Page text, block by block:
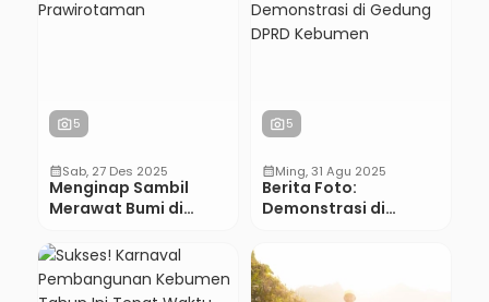
photo_camera5
Menginap Sambil
Merawat Bumi di
Prawirotaman
calendar_monthSab, 27 Des 2025
photo_camera5
Berita Foto:
Demonstrasi di
calendar_monthMing, 31 Agu 2025